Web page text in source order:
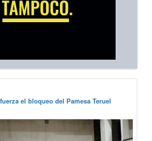
el bloqueo del Pamesa Teruel